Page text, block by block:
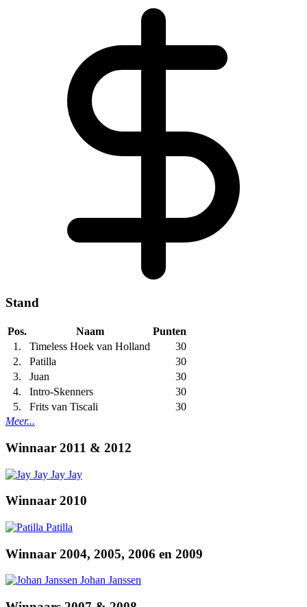
Stand
Pos. Naam
Punten
1.
Timeless Hoek van Holland
30
2.
Patilla
30
3.
Juan
30
4.
Intro-Skenners
30
5.
Frits van Tiscali
30
Meer...
Winnaar 2011 & 2012
Jay Jay
Winnaar 2010
Patilla
Winnaar 2004, 2005, 2006 en 2009
Johan Janssen